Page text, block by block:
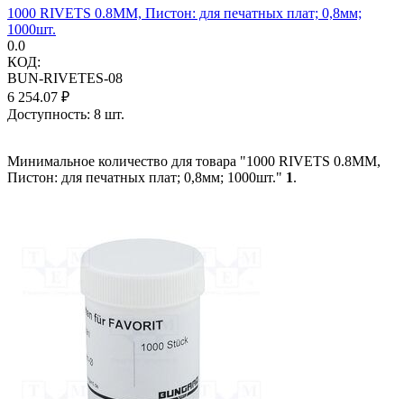
1000 RIVETS 0.8MM, Пистон: для печатных плат; 0,8мм;
1000шт.
0.0
КОД:
BUN-RIVETES-08
6 254.07 ₽
Доступность: 8 шт.
Минимальное количество для товара "1000 RIVETS 0.8MM,
Пистон: для печатных плат; 0,8мм; 1000шт." 1.